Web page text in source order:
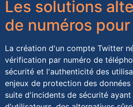
Les solutions
de numéros
La création d'un compte Twitter
vérification par numéro de
sécurité et l'authenticité des
enjeux de protection des
suite d'incidents de sécurité